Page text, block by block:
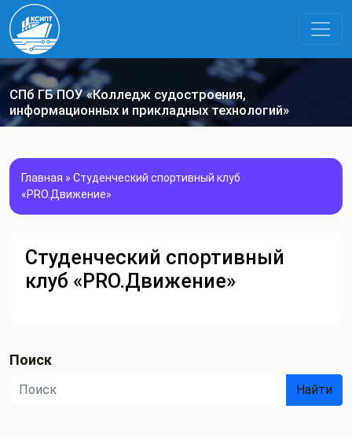
СПб ГБ ПОУ «Колледж судостроения,
информационных и прикладных технологий»
Главная » Студенческий спортивный клуб
«PRO.Движение»
Студенческий спортивный
клуб «PRO.Движение»
Поиск
Найти